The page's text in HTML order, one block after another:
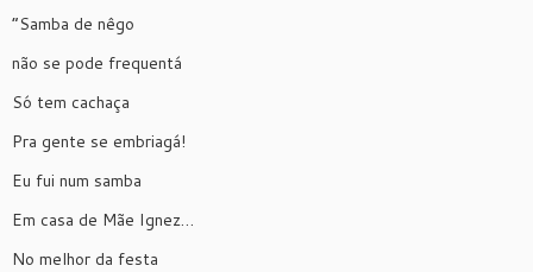
“Samba de nêgo
não se pode frequentá
Só tem cachaça
Pra gente se embriagá!
Eu fui num samba
Em casa de Mãe Ignez…
No melhor da festa